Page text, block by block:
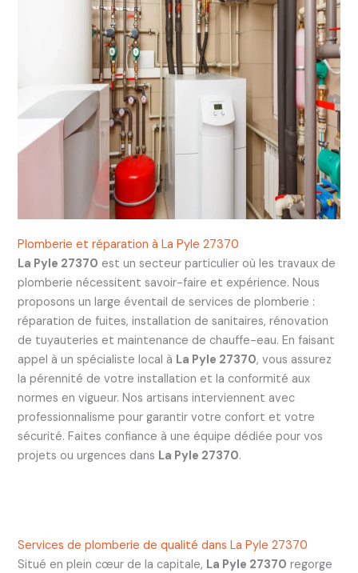
Plomberie et réparation à La Pyle 27370
La Pyle 27370 est un secteur particulier où les travaux de
plomberie nécessitent savoir-faire et expérience. Nous
proposons un large éventail de services de plomberie :
réparation de fuites, installation de sanitaires, rénovation
de tuyauteries et maintenance de chauffe-eau. En faisant
appel à un spécialiste local à La Pyle 27370, vous assurez
la pérennité de votre installation et la conformité aux
normes en vigueur. Nos artisans interviennent avec
professionnalisme pour garantir votre confort et votre
sécurité. Faites confiance à une équipe dédiée pour vos
projets ou urgences dans La Pyle 27370.
Services de plomberie de qualité dans La Pyle 27370
Situé en plein cœur de la capitale, La Pyle 27370 regorge